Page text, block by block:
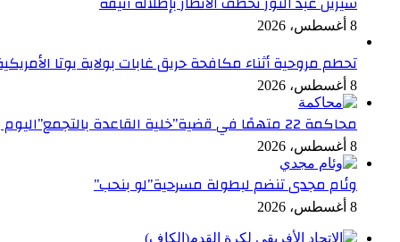
8 أغسطس، 2026
تحطم مروحية أثناء مكافحة حريق غابات بولاية يوتا
8 أغسطس، 2026
محاكمة 22 متهمًا في قضية”خلية القاعدة بالتجمع”اليوم
8 أغسطس، 2026
وئام مجدى تنضم لبطولة مسرحية”لو بنحب”
8 أغسطس، 2026